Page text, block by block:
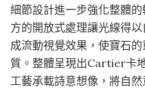
細節設計進一步強化整體
方的開放式處理讓光線得
成流動視覺效果，使寶石
質。整體呈現出Cartier卡
工藝承載詩意想像，將自